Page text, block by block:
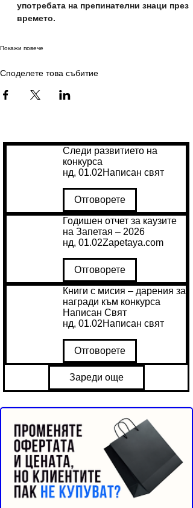
употребата на препинателни знаци през
времето.
Покажи повече
Споделете това събитие
Следи развитието на
конкурса
нд, 01.02Написан свят
Отговорете
Годишен отчет за каузите
на Запетая – 2026
нд, 01.02Zapetaya.com
Отговорете
Книги с мисия – дарения за
награди към конкурса
Написан Свят
нд, 01.02Написан свят
Отговорете
Зареди още